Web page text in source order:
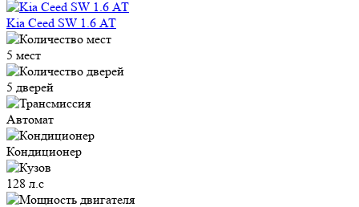
Kia Ceed SW 1.6 АТ
5 мест
5 дверей
Автомат
Кондиционер
128 л.с